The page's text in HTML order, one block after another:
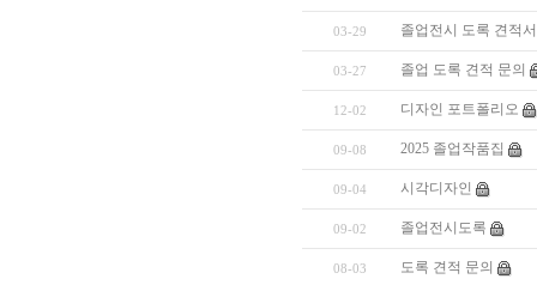
03-29 졸업전시 도록 견적
03-27 졸업 도록 견적 문의
12-02 디자인 포트폴리오
09-08 2025 졸업작품집
09-04 시각디자인
09-02 졸업전시도록
08-03 도록 견적 문의